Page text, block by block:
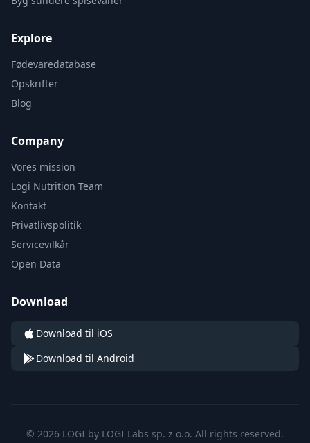
Explore
Fødevaredatabase
Opskrifter
Blog
Company
Vores mission
Logi Nutrition Team
Kontakt
Privatlivspolitik
Servicevilkår
Open Data
Download
Download til iOS
Download til Android
© 2026 LOGI by LOGI Labs sp. z o.o. All rights reserved.